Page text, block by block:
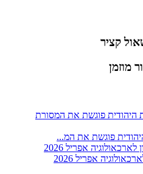
קציר
מוזמן
אפריל 2026